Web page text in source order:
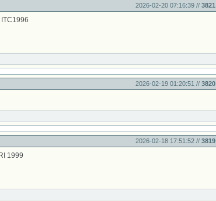
2026-02-20 07:16:39 // 3821
ITC1996
2026-02-19 01:20:51 // 3820
2026-02-18 17:51:52 // 3819
1999